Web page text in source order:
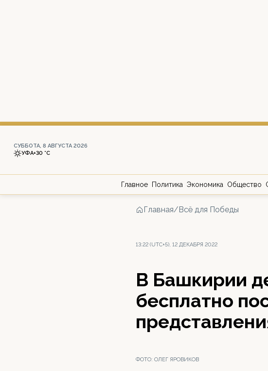
СУББОТА, 8 АВГУСТА 2026
УФА+30 °С
Главное Политика Экономика Общество
Главная/Всё для Победы
13:22 (UTC+5), 12 ДЕКАБРЯ 2022
В Башкирии
бесплатно
ФОТО: ОЛЕГ ЯРОВИКОВ